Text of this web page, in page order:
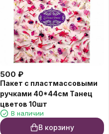
500 ₽
Пакет с пластмассовыми
ручками 40*44см Танец
цветов 10шт
В наличии
В корзину